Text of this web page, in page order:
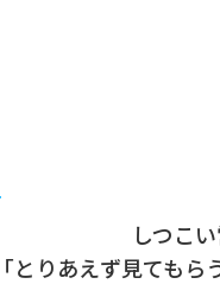
しつこ
「とりあえず見ても